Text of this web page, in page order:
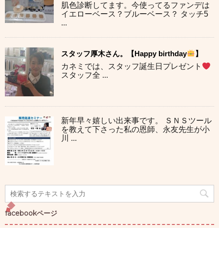
肌色診断してます。今使ってるファンデは
イエローベース？ブルーベース？ タッチ5
...
スタッフ厚木さん。【Happy birthday
】
カネミでは、スタッフ誕生日プレゼント
スタッフ全 ...
新年早々嬉しい出来事です。 ＳＮＳツール
を教えて下さった私の恩師、永友先生が小
川 ...
facebookページ